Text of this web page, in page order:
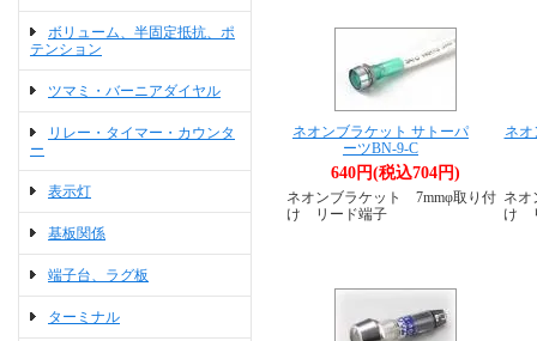
ボリューム、半固定抵抗、ポ
テンション
ツマミ・バーニアダイヤル
リレー・タイマー・カウンタ
ー
表示灯
基板関係
端子台、ラグ板
ターミナル
ネオンブラケット サトーパ
ーツBN-9-C
640円(税込704円)
ネオンブラケット 7mmφ取り付
け リード端子
ネ
ネ
け